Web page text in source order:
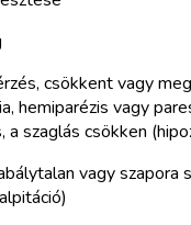
csökkent vagy
hemiparézis vagy
szaglás csökken
vagy szapora